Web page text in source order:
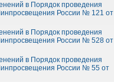
в Порядок проведения
России № 121 от
в Порядок проведения
России № 528 от
в Порядок проведения
России № 55 от